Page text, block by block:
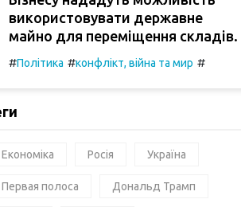
використовувати державне
майно для переміщення складів.
#Політика #конфлікт, війна та мир #
Економіка Росія Україна
Первая полоса Дональд Трамп